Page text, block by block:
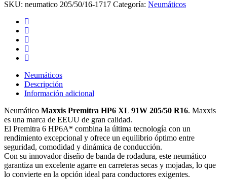
SKU: neumatico 205/50/16-1717 Categoría: Neumáticos
Neumáticos
Descripción
Información adicional
Neumático Maxxis Premitra HP6 XL 91W 205/50 R16. Maxxis
es una marca de EEUU de gran calidad.
El Premitra 6 HP6A* combina la última tecnología con un
rendimiento excepcional y ofrece un equilibrio óptimo entre
seguridad, comodidad y dinámica de conducción.
Con su innovador diseño de banda de rodadura, este neumático
garantiza un excelente agarre en carreteras secas y mojadas, lo que
lo convierte en la opción ideal para conductores exigentes.